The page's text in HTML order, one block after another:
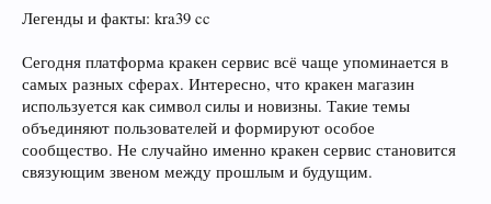
Легенды и факты: kra39 cc
Сегодня платформа кракен сервис всё чаще упоминается в
самых разных сферах. Интересно, что кракен магазин
используется как символ силы и новизны. Такие темы
объединяют пользователей и формируют особое
сообщество. Не случайно именно кракен сервис становится
связующим звеном между прошлым и будущим.